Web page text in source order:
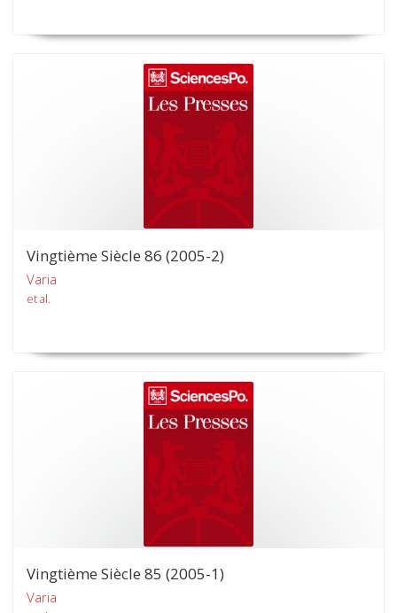
Vingtième Siècle 86 (2005-2)
Varia
et al.
Vingtième Siècle 85 (2005-1)
Varia